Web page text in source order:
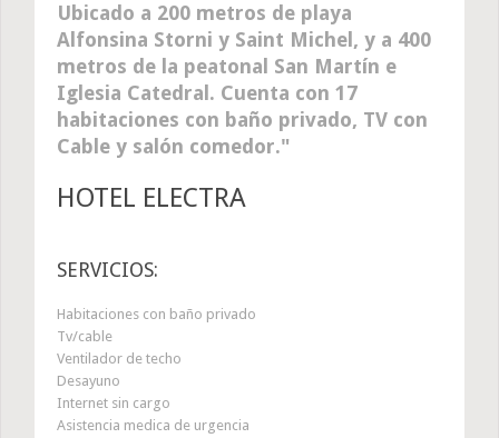
Ubicado a 200 metros de playa
Alfonsina Storni y Saint Michel, y a 400
metros de la peatonal San Martín e
Iglesia Catedral. Cuenta con 17
habitaciones con baño privado, TV con
Cable y salón comedor.
HOTEL ELECTRA
SERVICIOS:
Habitaciones con baño privado
Tv/cable
Ventilador de techo
Desayuno
Internet sin cargo
Asistencia medica de urgencia